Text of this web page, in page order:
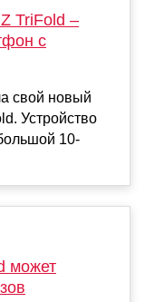
TriFold –
с
свой новый
Устройство
10-
может